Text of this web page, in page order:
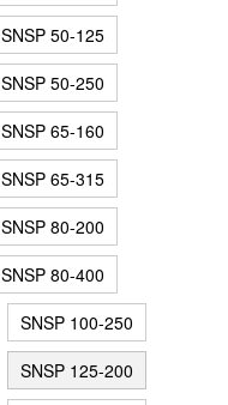
SNSP 50-125
SNSP 50-250
SNSP 65-160
SNSP 65-315
SNSP 80-200
SNSP 80-400
SNSP 100-250
SNSP 125-200